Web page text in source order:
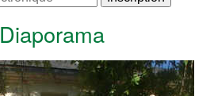
Diaporama